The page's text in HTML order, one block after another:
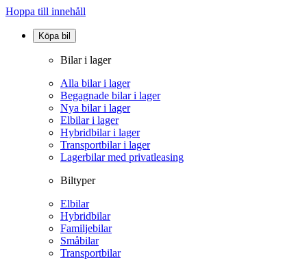
Hoppa till innehåll
Köpa bil
Bilar i lager
Alla bilar i lager
Begagnade bilar i lager
Nya bilar i lager
Elbilar i lager
Hybridbilar i lager
Transportbilar i lager
Lagerbilar med privatleasing
Biltyper
Elbilar
Hybridbilar
Familjebilar
Småbilar
Transportbilar